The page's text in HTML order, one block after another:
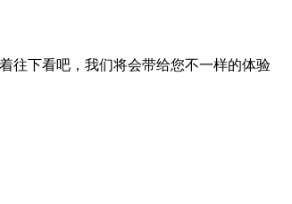
往下看吧，我们将会带给您不一样的体验